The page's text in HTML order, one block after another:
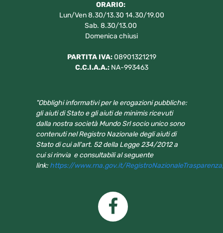
ORARIO:
Lun/Ven 8.30/13.30 14.30/19.00
Sab. 8.30/13.00
Domenica chiusi
PARTITA IVA:08901321219
C.C.I.A.A.: NA-993463
"Obblighi informativi per le erogazioni pubbliche:
gli aiuti di Stato e gli aiuti de minimis ricevuti
dalla nostra società Mundo Srl socio unico sono
contenuti nel Registro Nazionale degli aiuti di
Stato di cui all'art. 52 della Legge 234/2012 a
cui si rinvia e consultabili al seguente
link: https://www.rna.gov.it/